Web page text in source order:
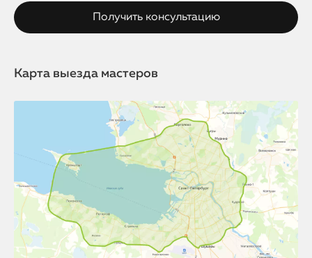
Карта выезда мастеров